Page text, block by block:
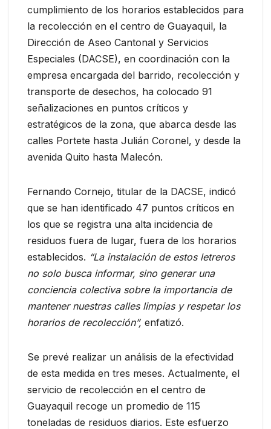
cumplimiento de los horarios establecidos para
la recolección en el centro de Guayaquil, la
Dirección de Aseo Cantonal y Servicios
Especiales (DACSE), en coordinación con la
empresa encargada del barrido, recolección y
transporte de desechos, ha colocado 91
señalizaciones en puntos críticos y
estratégicos de la zona, que abarca desde las
calles Portete hasta Julián Coronel, y desde la
avenida Quito hasta Malecón.
Fernando Cornejo, titular de la DACSE, indicó
que se han identificado 47 puntos críticos en
los que se registra una alta incidencia de
residuos fuera de lugar, fuera de los horarios
establecidos. “La instalación de estos letreros
no solo busca informar, sino generar una
conciencia colectiva sobre la importancia de
mantener nuestras calles limpias y respetar los
horarios de recolección”, enfatizó.
Se prevé realizar un análisis de la efectividad
de esta medida en tres meses. Actualmente, el
servicio de recolección en el centro de
Guayaquil recoge un promedio de 115
toneladas de residuos diarios. Este esfuerzo